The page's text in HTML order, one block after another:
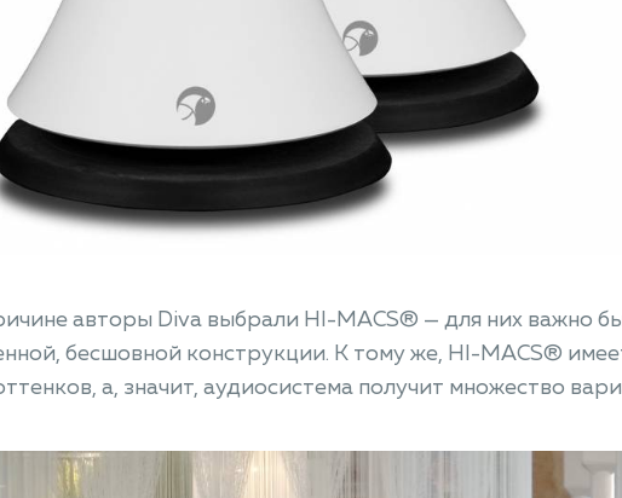
авторы Diva выбрали HI-MACS® — для них важно
бесшовной конструкции. К тому же, HI-MACS®
а, значит, аудиосистема получит множество